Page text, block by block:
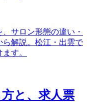
サロン形態の違い・
解説。松江・出雲で
す。
と、求人票